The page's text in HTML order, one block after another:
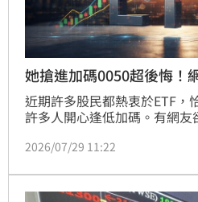
她搶進加碼0050超後悔！
近期許多股民都熱衷於ETF，
許多人開心逢低加碼。有網
2026/07/29 11:22